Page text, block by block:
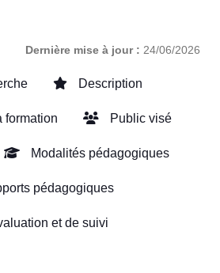
Dernière mise à jour : 24/06/2026
Description
formation Public visé
Modalités pédagogiques
pédagogiques
et de suivi